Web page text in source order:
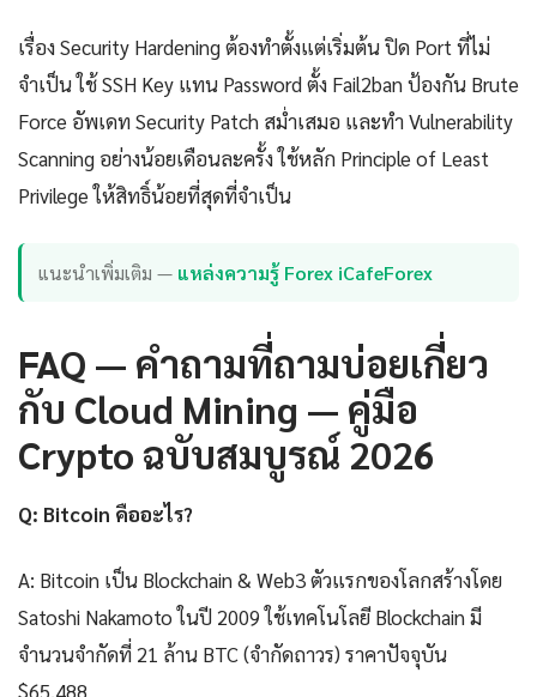
เรื่อง Security Hardening ต้องทำตั้งแต่เริ่มต้น ปิด Port ที่ไม่
จำเป็น ใช้ SSH Key แทน Password ตั้ง Fail2ban ป้องกัน Brute
Force อัพเดท Security Patch สม่ำเสมอ และทำ Vulnerability
Scanning อย่างน้อยเดือนละครั้ง ใช้หลัก Principle of Least
Privilege ให้สิทธิ์น้อยที่สุดที่จำเป็น
แนะนำเพิ่มเติม — แหล่งความรู้ Forex iCafeForex
FAQ — คำถามที่ถามบ่อยเกี่ยว
กับ Cloud Mining — คู่มือ
Crypto ฉบับสมบูรณ์ 2026
Q: Bitcoin คืออะไร?
A: Bitcoin เป็น Blockchain & Web3 ตัวแรกของโลกสร้างโดย
Satoshi Nakamoto ในปี 2009 ใช้เทคโนโลยี Blockchain มี
จำนวนจำกัดที่ 21 ล้าน BTC (จำกัดถาวร) ราคาปัจจุบัน
$65,488